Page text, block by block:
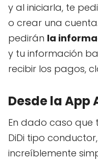
y al iniciarla, te
o crear una
pedirán la
y tu información
recibir los pagos,
Desde la App
En dado caso que
DiDi tipo
increíblemente